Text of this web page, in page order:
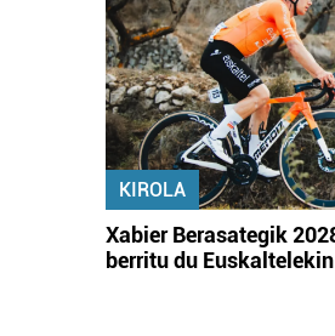
KIROLA
Xabier Berasategik
berritu du Euskaltelekin